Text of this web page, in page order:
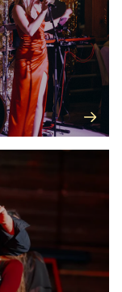
новогодние
создавая
хитами до